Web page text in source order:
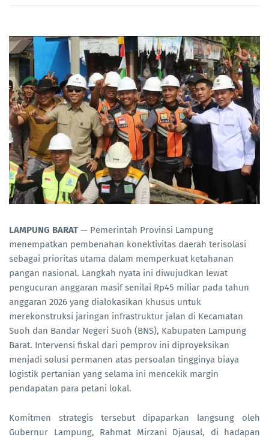
LAMPUNG BARAT — Pemerintah Provinsi Lampung
menempatkan pembenahan konektivitas daerah terisolasi
sebagai prioritas utama dalam memperkuat ketahanan
pangan nasional. Langkah nyata ini diwujudkan lewat
pengucuran anggaran masif senilai Rp45 miliar pada tahun
anggaran 2026 yang dialokasikan khusus untuk
merekonstruksi jaringan infrastruktur jalan di Kecamatan
Suoh dan Bandar Negeri Suoh (BNS), Kabupaten Lampung
Barat. Intervensi fiskal dari pemprov ini diproyeksikan
menjadi solusi permanen atas persoalan tingginya biaya
logistik pertanian yang selama ini mencekik margin
pendapatan para petani lokal.
Komitmen strategis tersebut dipaparkan langsung oleh
Gubernur Lampung, Rahmat Mirzani Djausal, di hadapan